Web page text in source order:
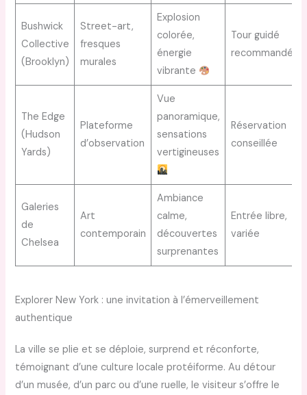
Bushwick
Collective
(Brooklyn)
Street-art,
fresques
murales
Explosion
colorée,
énergie
vibrante
Tour guidé
recommandé
The Edge
(Hudson
Yards)
Plateforme
d’observation
Vue
panoramique,
sensations
vertigineuses
Réservation
conseillée
Galeries
de
Chelsea
Art
contemporain
Ambiance
calme,
découvertes
surprenantes
Entrée libre,
variée
Explorer New York : une invitation à l’émerveillement
authentique
La ville se plie et se déploie, surprend et réconforte,
témoignant d’une culture locale protéiforme. Au détour
d’un musée, d’un parc ou d’une ruelle, le visiteur s’offre le